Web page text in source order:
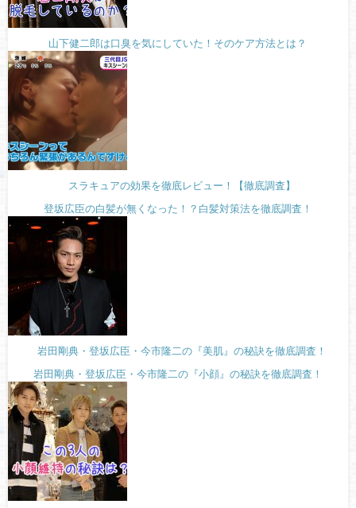
山下健二郎は口臭を気にしていた！そのケア方法とは？
スラキュアの効果を徹底レビュー！【徹底調査】
登坂広臣の白髪が無くなった！？白髪対策法を徹底調査！
岩田剛典・登坂広臣・今市隆二の『美肌』の秘訣を徹底調査！
岩田剛典・登坂広臣・今市隆二の『小顔』の秘訣を徹底調査！